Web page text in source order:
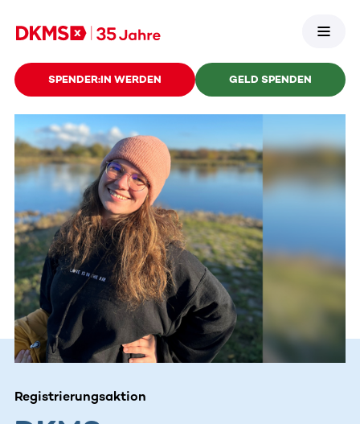
SPENDER:IN WERDEN GELD SPENDEN
Registrierungsaktion